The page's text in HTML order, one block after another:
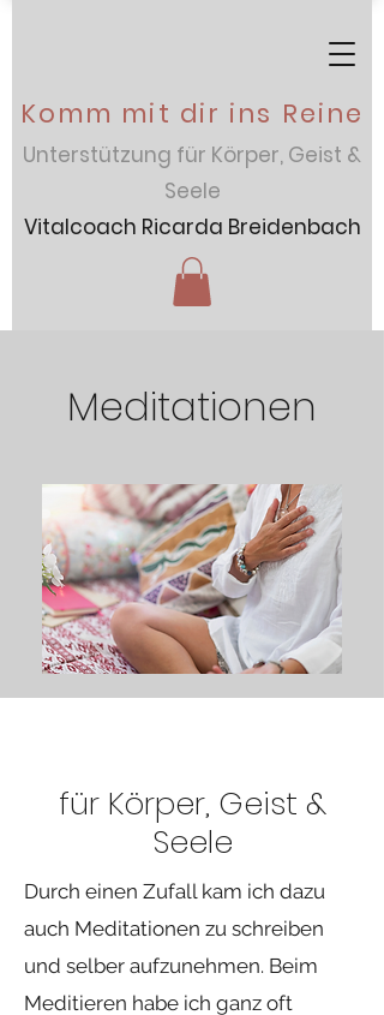
Komm mit dir ins Reine
Unterstützung für Körper, Geist &
Seele
Vitalcoach Ricarda Breidenbach
Meditationen
für Körper, Geist &
Seele
Durch einen Zufall kam ich dazu
auch Meditationen zu schreiben
und selber aufzunehmen. Beim
Meditieren habe ich ganz oft